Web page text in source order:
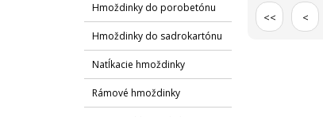
Hmoždinky do porobetónu
Hmoždinky do sadrokartónu
Natĺkacie hmoždinky
Rámové hmoždinky
<< <